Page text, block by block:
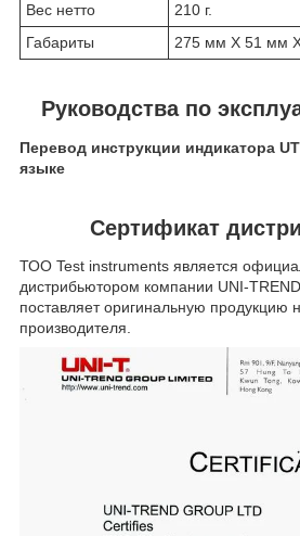
Вес нетто
210 г.
Габариты
275 мм X 51 мм
Руководства по
Перевод инструкции индикатора
языке
Сертификат
ТОО Test instruments является
дистрибьютором компании UNI-
поставляет оригинальную продукцию
производителя.